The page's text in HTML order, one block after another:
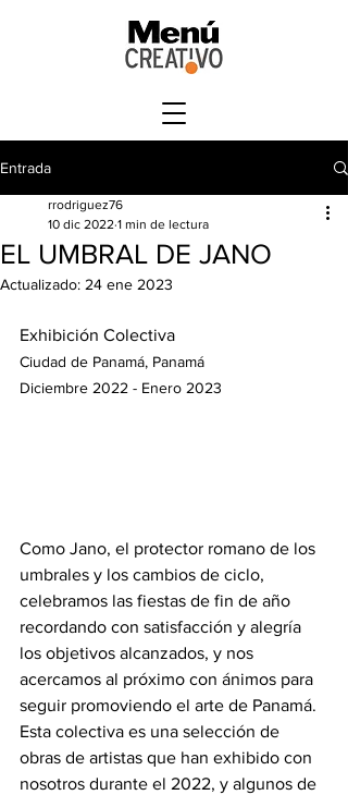
Entrada
EL UMBRAL DE JANO
rrodriguez76
10 dic 2022 1 min de lectura
Actualizado: 24 ene 2023
Exhibición Colectiva
Ciudad de Panamá, Panamá
Diciembre 2022 - Enero 2023
Como Jano, el protector romano de los
umbrales y los cambios de ciclo,
celebramos las fiestas de fin de año
recordando con satisfacción y alegría
los objetivos alcanzados, y nos
acercamos al próximo con ánimos para
seguir promoviendo el arte de Panamá.
Esta colectiva es una selección de
obras de artistas que han exhibido con
nosotros durante el 2022, y algunos de